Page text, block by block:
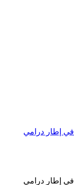
تدور قصة فيلم قهوة بورصة مصر 2019 في إطار درامي
تدور قصة فيلم قهوة بورصة مصر 2019 في إطار درامي